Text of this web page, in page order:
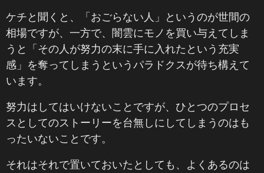
ケチと聞くと、「おごらない人」というのが世間の
相場ですが、一方で、闇雲にモノを買い与えてしま
うと「その人が努力の末に手に入れたという充実
感」を奪ってしまうというパラドクスが待ち構えて
います。
努力はしてはいけないことですが、ひとつのプロセ
スとしてのストーリーを台無しにしてしまうのはも
ったいないことです。
それはそれで置いておいたとしても、よくあるのは